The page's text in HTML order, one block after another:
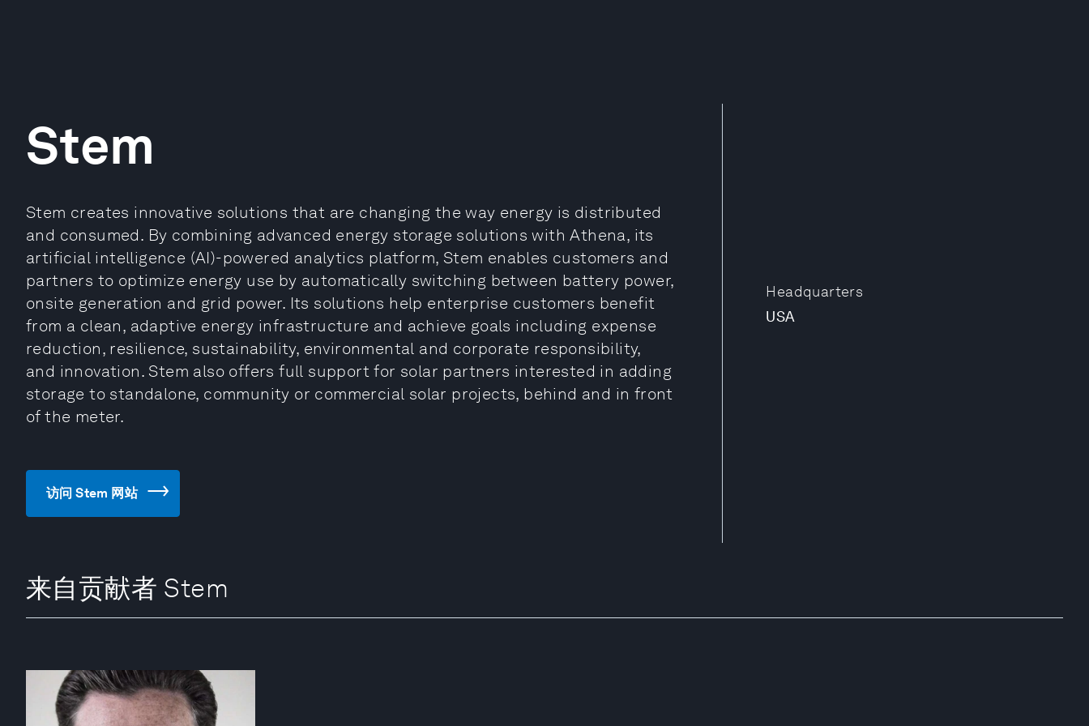
Headquarters
USA
Stem
Stem creates innovative solutions that are changing the way energy is distributed
and consumed. By combining advanced energy storage solutions with Athena, its
artificial intelligence (AI)-powered analytics platform, Stem enables customers and
partners to optimize energy use by automatically switching between battery power,
onsite generation and grid power. Its solutions help enterprise customers benefit
from a clean, adaptive energy infrastructure and achieve goals including expense
reduction, resilience, sustainability, environmental and corporate responsibility,
and innovation. Stem also offers full support for solar partners interested in adding
storage to standalone, community or commercial solar projects, behind and in front
of the meter.
访问 Stem 网站
来自贡献者 Stem